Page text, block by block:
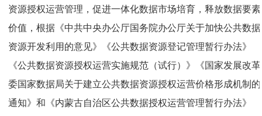
资源授权运营管理，促进一体化数据市场培育，释放数据要素
价值，根据《中共中央办公厅国务院办公厅关于加快公共数据
资源开发利用的意见》《公共数据资源登记管理暂行办法》
《公共数据资源授权运营实施规范（试行）》《国家发展改革
委国家数据局关于建立公共数据资源授权运营价格形成机制的
通知》和《内蒙古自治区公共数据授权运营管理暂行办法》